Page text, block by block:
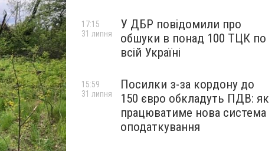
У ДБР повідомили про
обшуки в понад 100 ТЦК по
всій Україні
17:15
31 липня
Посилки з-за кордону до
150 євро обкладуть ПДВ: як
працюватиме нова система
оподаткування
15:59
31 липня